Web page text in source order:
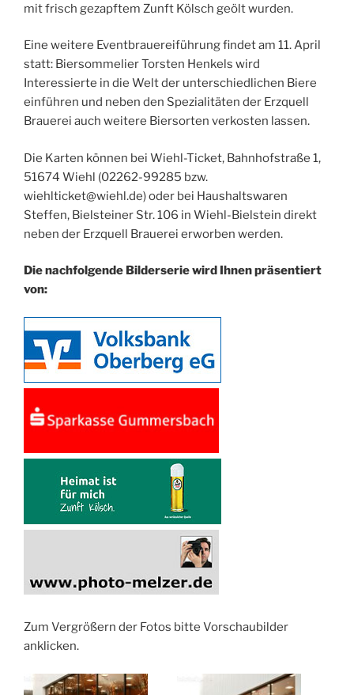
mit frisch gezapftem Zunft Kölsch geölt wurden.
Eine weitere Eventbrauereiführung findet am 11. April
statt: Biersommelier Torsten Henkels wird
Interessierte in die Welt der unterschiedlichen Biere
einführen und neben den Spezialitäten der Erzquell
Brauerei auch weitere Biersorten verkosten lassen.
Die Karten können bei Wiehl-Ticket, Bahnhofstraße 1,
51674 Wiehl (02262-99285 bzw.
wiehlticket@wiehl.de) oder bei Haushaltswaren
Steffen, Bielsteiner Str. 106 in Wiehl-Bielstein direkt
neben der Erzquell Brauerei erworben werden.
Die nachfolgende Bilderserie wird Ihnen präsentiert
von:
Zum Vergrößern der Fotos bitte Vorschaubilder
anklicken.